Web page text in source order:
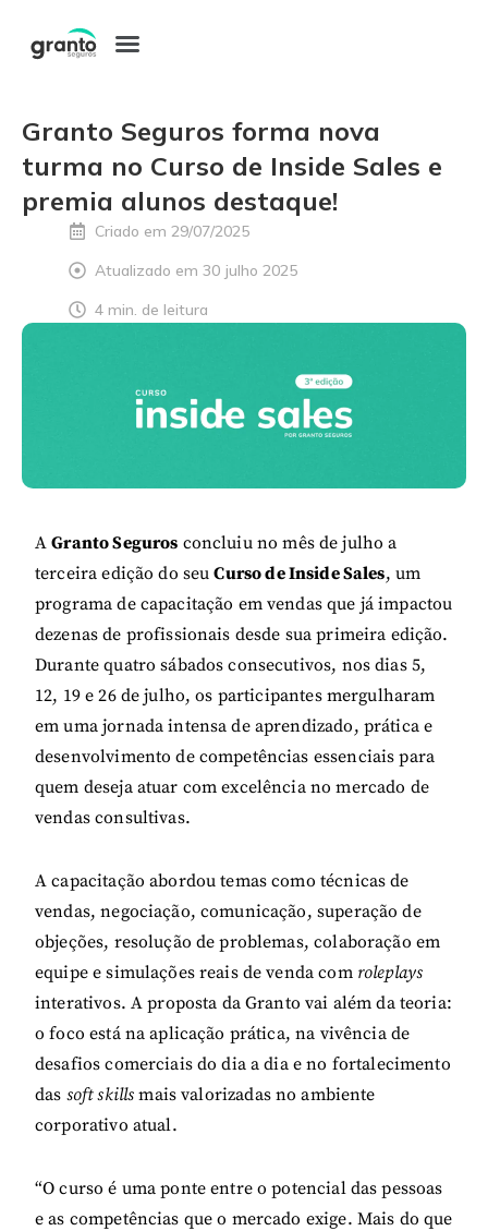
Pular
conteúdo
Granto Seguros forma nova
turma no Curso de Inside Sales e
premia alunos destaque!
Criado em 29/07/2025
Atualizado em 30 julho 2025
4 min. de leitura
AGranto Seguros concluiu no mês de julho a
terceira edição do seuCurso de Inside Sales, um
programa de capacitação em vendas que já impactou
dezenas de profissionais desde sua primeira edição.
Durante quatro sábados consecutivos, nos dias 5,
12, 19 e 26 de julho, os participantes mergulharam
em uma jornada intensa de aprendizado, prática e
desenvolvimento de competências essenciais para
quem deseja atuar com excelência no mercado de
vendas consultivas.
A capacitação abordou temas como técnicas de
vendas, negociação, comunicação, superação de
objeções, resolução de problemas, colaboração em
equipe e simulações reais de venda com roleplays
interativos. A proposta da Granto vai além da teoria:
o foco está na aplicação prática, na vivência de
desafios comerciais do dia a dia e no fortalecimento
das soft skills mais valorizadas no ambiente
corporativo atual.
“O curso é uma ponte entre o potencial das pessoas
e as competências que o mercado exige. Mais do que